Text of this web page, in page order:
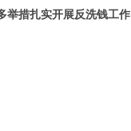
举措扎实开展反洗钱工作